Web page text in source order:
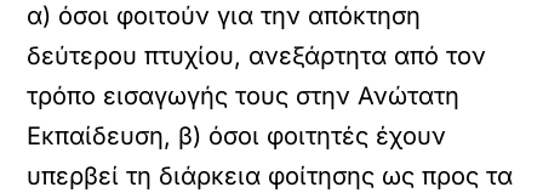
α) όσοι φοιτούν για την απόκτηση
δεύτερου πτυχίου, ανεξάρτητα από τον
τρόπο εισαγωγής τους στην Ανώτατη
Εκπαίδευση, β) όσοι φοιτητές έχουν
υπερβεί τη διάρκεια φοίτησης ως προς τα